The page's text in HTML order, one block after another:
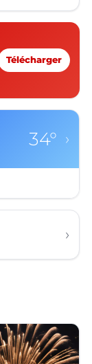
Télécharger
34° ›
›